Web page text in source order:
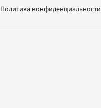
Политика конфиденциальности